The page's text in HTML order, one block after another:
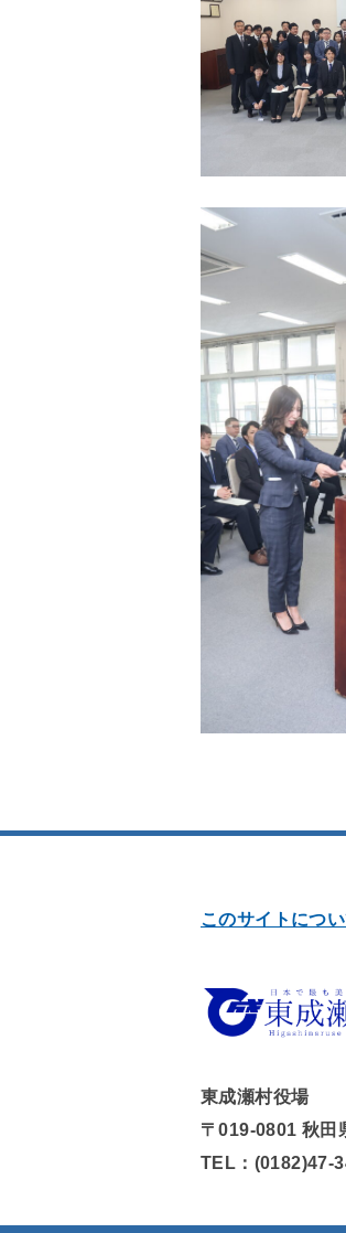
このサイトにつ
東成瀬村役場
〒019-0801 秋田
TEL：(0182)47-